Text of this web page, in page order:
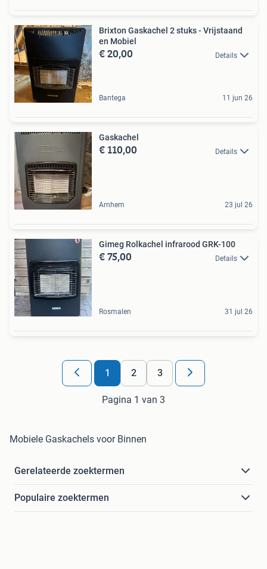
Brixton Gaskachel 2 stuks - Vrijstaand
en Mobiel
€ 20,00 Details
Bantega 11 jun 26
Gaskachel
€ 110,00 Details
Arnhem 23 jul 26
Gimeg Rolkachel infrarood GRK-100
€ 75,00 Details
Rosmalen 31 jul 26
1 2 3
Pagina 1 van 3
Mobiele Gaskachels voor Binnen
Gerelateerde zoektermen
Populaire zoektermen